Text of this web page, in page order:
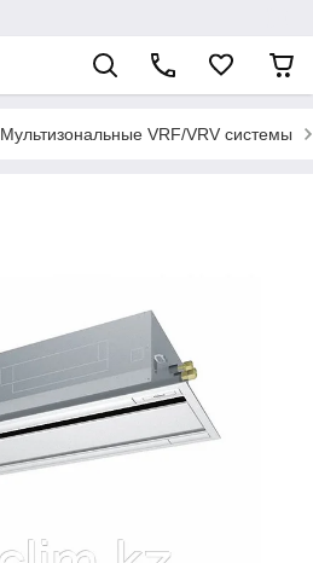
Мультизональные VRF/VRV системы